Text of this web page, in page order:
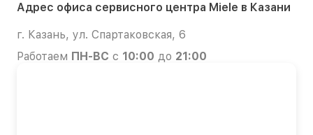
Адрес офиса сервисного центра Miele в Казани
г. Казань, ул. Спартаковская, 6
Работаем ПН-ВС с 10:00 до 21:00